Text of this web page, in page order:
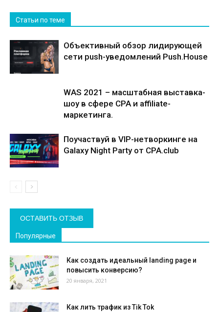
Статьи по теме
Объективный обзор лидирующей
сети push-уведомлений Push.House
WAS 2021 – масштабная выставка-
шоу в сфере CPA и affiliate-
маркетинга.
Поучаствуй в VIP-нетворкинге на
Galaxy Night Party от CPA.club
ОСТАВИТЬ ОТЗЫВ
Популярные
Как создать идеальный landing page и
повысить конверсию?
20 января, 2021
Как лить трафик из Tik Tok